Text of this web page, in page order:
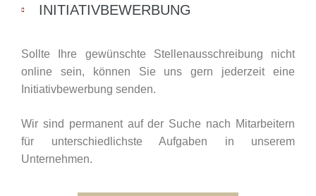
INITIATIVBEWERBUNG
Sollte Ihre gewünschte Stellenausschreibung nicht
online sein, können Sie uns gern jederzeit eine
Initiativbewerbung senden.
Wir sind permanent auf der Suche nach Mitarbeitern
für unterschiedlichste Aufgaben in unserem
Unternehmen.